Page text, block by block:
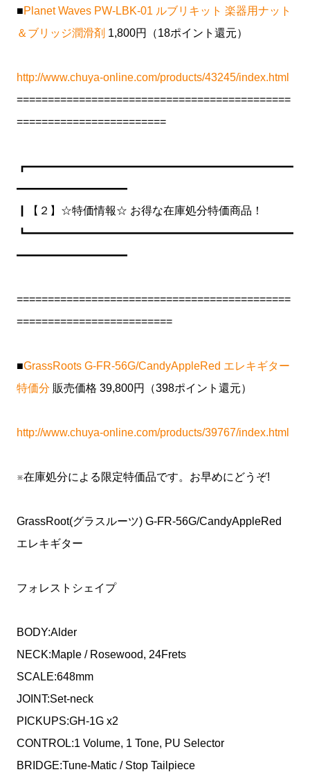
■Planet Waves PW-LBK-01 ルブリキット 楽器用ナット
＆ブリッジ潤滑剤 1,800円（18ポイント還元）
http://www.chuya-online.com/products/43245/index.html
============================================
========================
┏━━━━━━━━━━━━━━━━━━━━━━━━
━━━━━━━━━━
┃【２】☆特価情報☆ お得な在庫処分特価商品！
┗━━━━━━━━━━━━━━━━━━━━━━━━
━━━━━━━━━━
============================================
=========================
■GrassRoots G-FR-56G/CandyAppleRed エレキギター
特価分 販売価格 39,800円（398ポイント還元）
http://www.chuya-online.com/products/39767/index.html
※在庫処分による限定特価品です。お早めにどうぞ!
GrassRoot(グラスルーツ) G-FR-56G/CandyAppleRed
エレキギター
フォレストシェイプ
BODY:Alder
NECK:Maple / Rosewood, 24Frets
SCALE:648mm
JOINT:Set-neck
PICKUPS:GH-1G x2
CONTROL:1 Volume, 1 Tone, PU Selector
BRIDGE:Tune-Matic / Stop Tailpiece